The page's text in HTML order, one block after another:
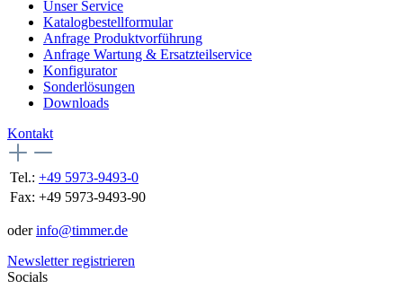
Unser Service
Katalogbestellformular
Anfrage Produktvorführung
Anfrage Wartung & Ersatzteilservice
Konfigurator
Sonderlösungen
Downloads
Kontakt
Tel.: +49 5973-9493-0
Fax: +49 5973-9493-90
oderinfo@timmer.de
Newsletter registrieren
Socials